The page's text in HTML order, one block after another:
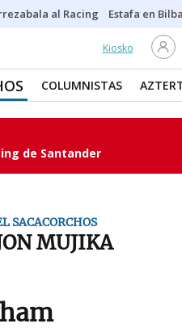
al Racing Estafa en
Kiosko
COLUMNISTAS
de Santander
SACACORCHOS
MUJIKA